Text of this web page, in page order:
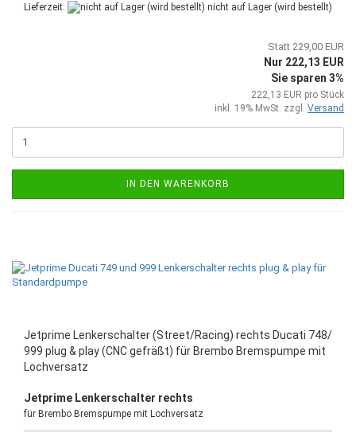
Lieferzeit: nicht auf Lager (wird bestellt)
Statt 229,00 EUR
Nur 222,13 EUR
Sie sparen 3%
222,13 EUR pro Stück
inkl. 19% MwSt. zzgl. Versand
IN DEN WARENKORB
Jetprime Lenkerschalter (Street/Racing) rechts Ducati 748/
999 plug & play (CNC gefräßt) für Brembo Bremspumpe mit
Lochversatz
Jetprime Lenkerschalter rechts
für Brembo Bremspumpe mit Lochversatz